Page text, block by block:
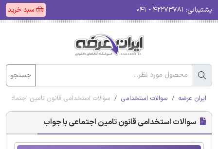
پشتیبانی: سبد خرید
جستجو
ایران عرضه سوالات استخدامی سوالات استخدامی قانون تامین اجتماعی
سوالات استخدامی قانون تامین اجتماعی با جواب